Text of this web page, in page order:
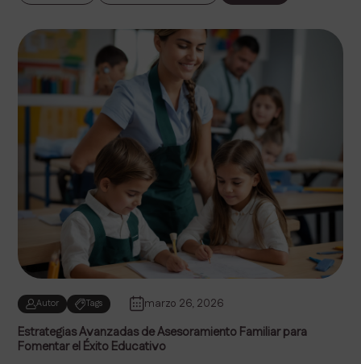
Autor Tags marzo 26, 2026
Estrategias Avanzadas de Asesoramiento Familiar para
Fomentar el Éxito Educativo